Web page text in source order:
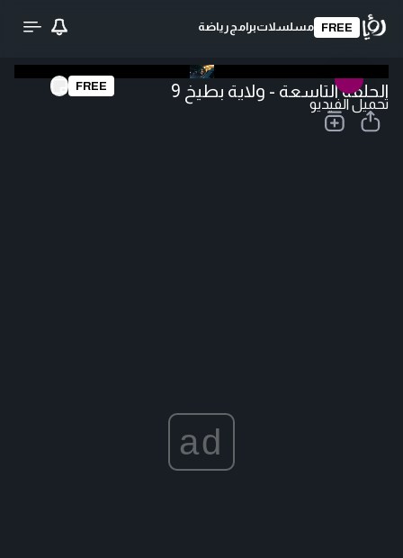
FREE مسلسلاتبرامج رياضة
تحميل الفيديو
FREE الحلقة التاسعة - ولاية بطيخ 9
ad